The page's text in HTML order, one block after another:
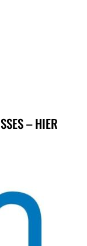
– HIER